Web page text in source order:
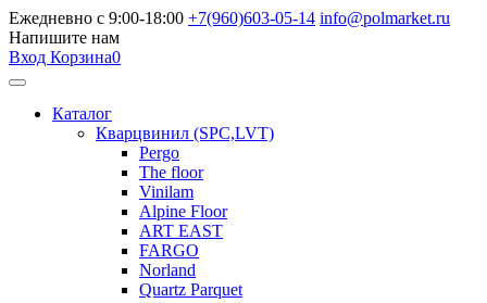
Ежедневно с 9:00-18:00 +7(960)603-05-14 info@polmarket.ru
Напишите нам
Вход Корзина0
Каталог
Кварцвинил (SPC,LVT)
Pergo
The floor
Vinilam
Alpine Floor
ART EAST
FARGO
Norland
Quartz Parquet